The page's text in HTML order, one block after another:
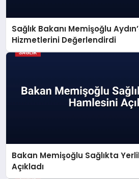
Sağlık Bakanı Memişoğlu
Hizmetlerini Değerlendirdi
Bakan Memişoğlu Sağlıkta
Açıkladı